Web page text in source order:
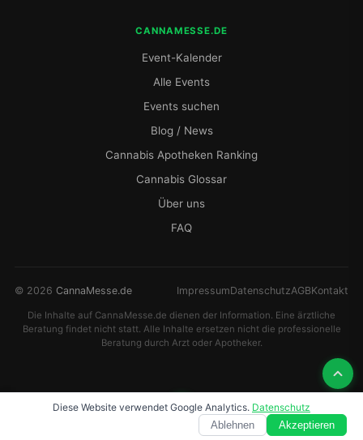
CANNAMESSE.DE
Event-Kalender
Alle Events
Events suchen
Blog / News
Cannabis Apotheken Ranking
Cannabis Glossar
Über uns
FAQ
© 2026 CannaMesse.de ImpressumDatenschutzAGBKontakt
Die Inhalte auf CannaMesse.de dienen der Information. Eine ärztliche
Beratung findet nicht statt. Alle Inhalte ersetzen nicht die professionelle
Beratung durch Arzt oder Apotheker.
News Rezept
Diese Website verwendet Google Analytics. Datenschutz
Ablehnen
Akzeptieren